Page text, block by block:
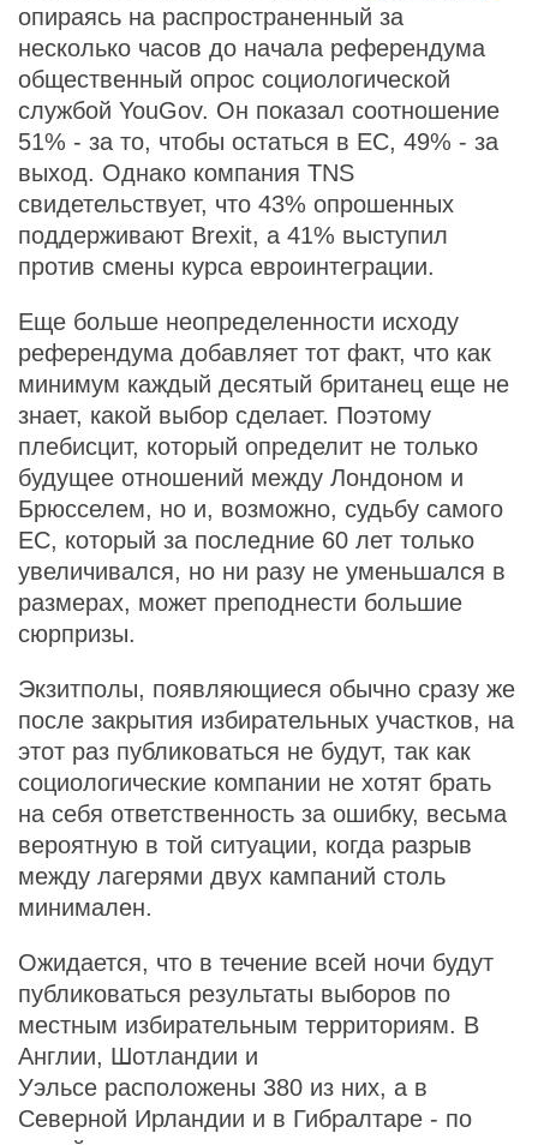
опираясь на распространенный за
несколько часов до начала референдума
общественный опрос социологической
службой YouGov. Он показал соотношение
51% - за то, чтобы остаться в ЕС, 49% - за
выход. Однако компания TNS
свидетельствует, что 43% опрошенных
поддерживают Brexit, а 41% выступил
против смены курса евроинтеграции.
Еще больше неопределенности исходу
референдума добавляет тот факт, что как
минимум каждый десятый британец еще не
знает, какой выбор сделает. Поэтому
плебисцит, который определит не только
будущее отношений между Лондоном и
Брюсселем, но и, возможно, судьбу самого
ЕС, который за последние 60 лет только
увеличивался, но ни разу не уменьшался в
размерах, может преподнести большие
сюрпризы.
Экзитполы, появляющиеся обычно сразу же
после закрытия избирательных участков, на
этот раз публиковаться не будут, так как
социологические компании не хотят брать
на себя ответственность за ошибку, весьма
вероятную в той ситуации, когда разрыв
между лагерями двух кампаний столь
минимален.
Ожидается, что в течение всей ночи будут
публиковаться результаты выборов по
местным избирательным территориям. В
Англии, Шотландии и
Уэльсе расположены 380 из них, а в
Северной Ирландии и в Гибралтаре - по